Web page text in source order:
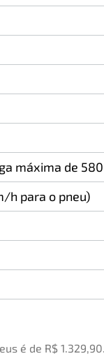
máxima de
h para o pneu)
é de R$